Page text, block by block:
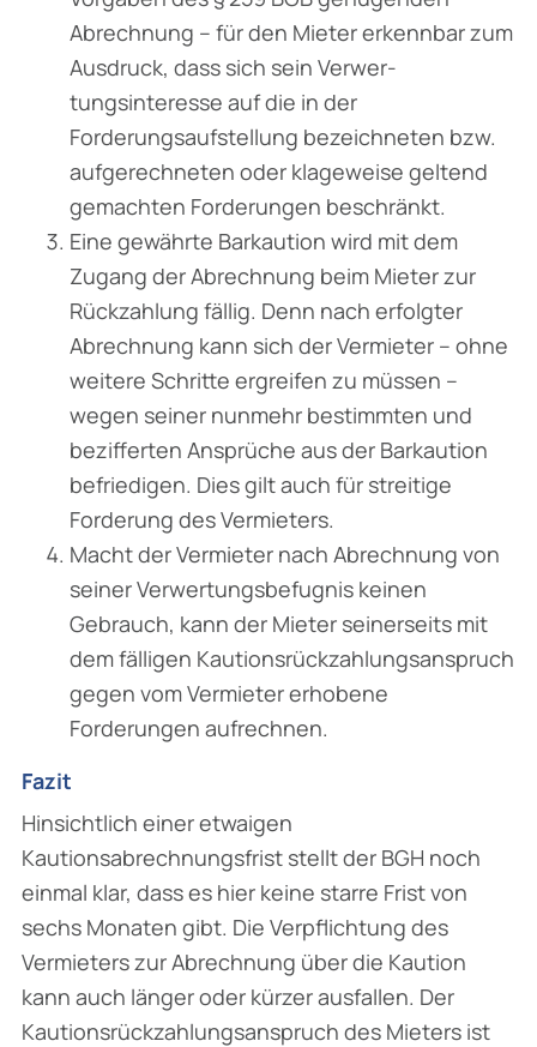
Abrechnung – für den Mieter erkennbar zum
Ausdruck, dass sich sein Verwer­
tungsinteresse auf die in der
Forderungsaufstellung bezeichneten bzw.
aufgerechneten oder klageweise geltend
gemachten Forderungen beschränkt.
Eine gewährte Barkaution wird mit dem
Zugang der Abrechnung beim Mieter zur
Rück­zahlung fällig. Denn nach erfolgter
Abrechnung kann sich der Vermieter – ohne
weitere Schritte ergreifen zu müssen –
wegen seiner nunmehr bestimmten und
bezifferten Ansprüche aus der Barkaution
befriedigen. Dies gilt auch für streitige
Forderung des Vermieters.
Macht der Vermieter nach Abrechnung von
seiner Verwertungsbefugnis keinen
Gebrauch, kann der Mieter seinerseits mit
dem fälligen Kautionsrückzahlungsanspruch
gegen vom Vermieter erhobene
Forderungen aufrechnen.
Fazit
Hinsichtlich einer etwaigen
Kautionsabrechnungsfrist stellt der BGH noch
einmal klar, dass es hier keine starre Frist von
sechs Monaten gibt. Die Verpflichtung des
Vermieters zur Abrech­nung über die Kaution
kann auch länger oder kürzer ausfallen. Der
Kautionsrückzahlungs­anspruch des Mieters ist